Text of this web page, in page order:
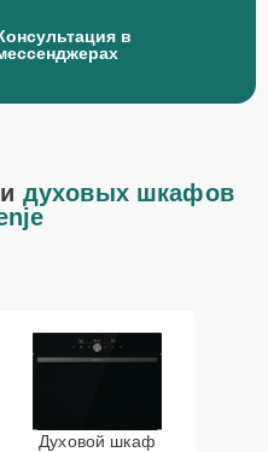
в
духовых шкафов
Духовой шкаф